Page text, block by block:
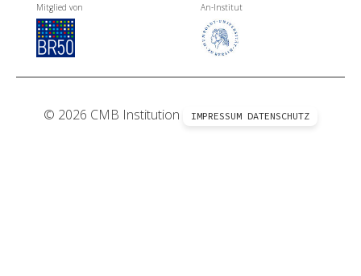
Mitglied von An-Institut
© 2026 CMB Institution IMPRESSUM DATENSCHUTZ